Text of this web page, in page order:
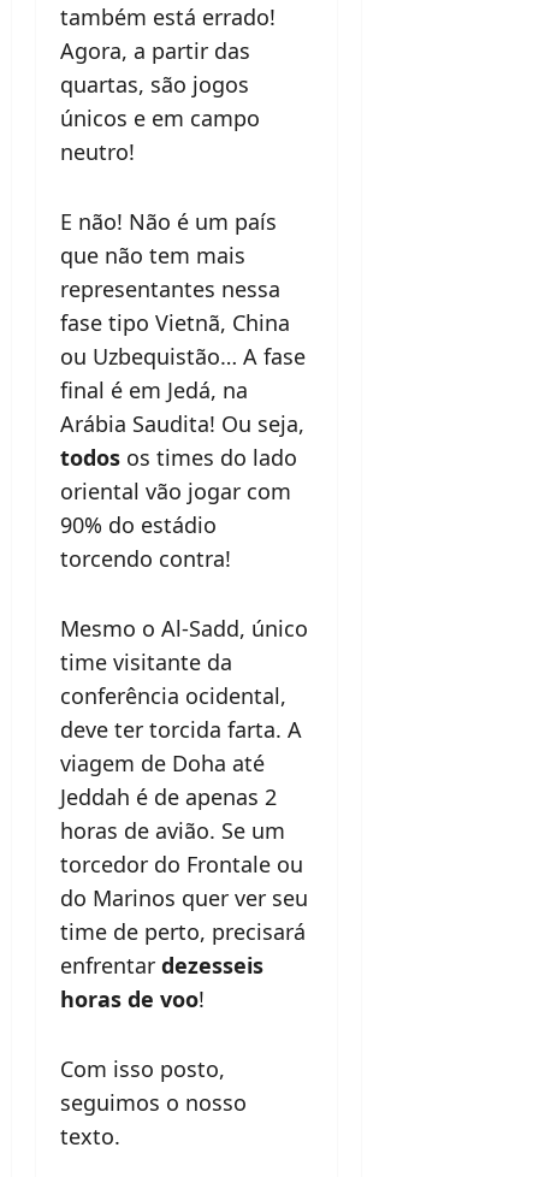
também está errado!
Agora, a partir das
quartas, são jogos
únicos e em campo
neutro!
E não! Não é um país
que não tem mais
representantes nessa
fase tipo Vietnã, China
ou Uzbequistão… A fase
final é em Jedá, na
Arábia Saudita! Ou seja,
todos os times do lado
oriental vão jogar com
90% do estádio
torcendo contra!
Mesmo o Al-Sadd, único
time visitante da
conferência ocidental,
deve ter torcida farta. A
viagem de Doha até
Jeddah é de apenas 2
horas de avião. Se um
torcedor do Frontale ou
do Marinos quer ver seu
time de perto, precisará
enfrentar dezesseis
horas de voo!
Com isso posto,
seguimos o nosso
texto.